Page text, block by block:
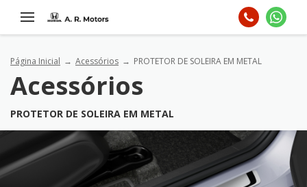
Página Inicial Acessórios PROTETOR DE SOLEIRA EM METAL
Acessórios
PROTETOR DE SOLEIRA EM METAL